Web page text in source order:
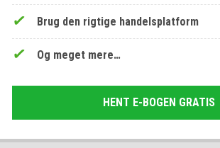
Brug den rigtige handelsplatform
Og meget mere…
HENT E-BOGEN GRATIS